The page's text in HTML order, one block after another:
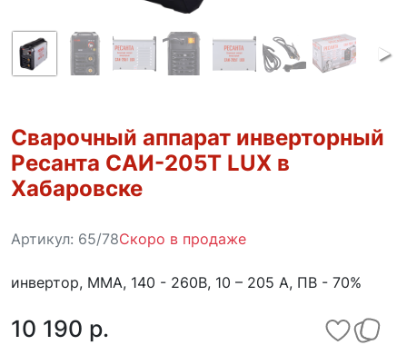
Сварочный аппарат инверторный
Ресанта САИ-205Т LUX в
Хабаровске
Артикул: 65/78Скоро в продаже
инвертор, MMA, 140 - 260В, 10 – 205 А, ПВ - 70%
10 190 p.